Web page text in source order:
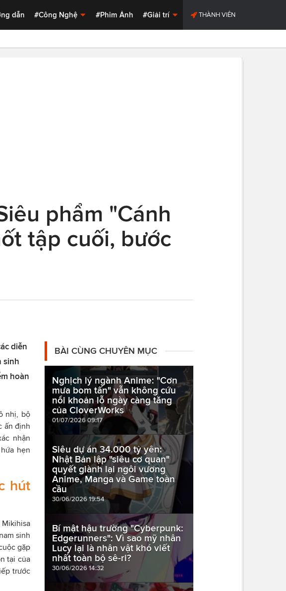
dẫn #Công Nghệ #Phim Ảnh #Giải trí THÀNH VIÊN
phẩm "Cánh
tập cuối, bước
diễn
sinh
hoàn
nhị, bộ
ấn định
nhận
hẹn
hút
sinh
gặp
tại của
trước
BÀI CÙNG CHUYÊN MỤC
Nghịch lý ngành Anime: "Cơn
mưa bom tấn" vẫn không cứu
nổi khoản lỗ ngày càng tăng
của CloverWorks
01/07/2026 09:17
Siêu dự án 34.000 tỷ yên:
Nhật Bản lập "siêu cơ quan"
quyết giành lại ngôi vương
Anime, Manga và Game toàn
cầu
30/06/2026 19:54
Bí mật hậu trường "Cyberpunk:
Edgerunners": Vì sao mỹ nhân
Lucy lại là nhân vật khó viết
nhất toàn bộ sê-ri?
30/06/2026 14:32